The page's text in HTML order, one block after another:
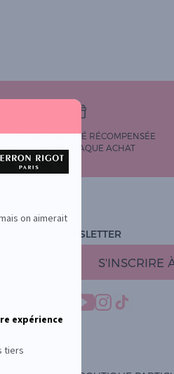
on aimerait
expérience
tiers
VOTRE FIDÉLITÉ RÉCOMPENSÉE
POUR CHAQUE ACHAT
NEWSLETTER
S'INSCRIRE